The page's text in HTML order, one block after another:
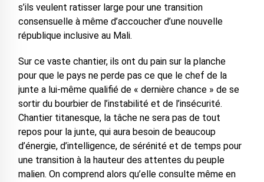
s’ils veulent ratisser large pour une transition
consensuelle à même d’accoucher d’une nouvelle
république inclusive au Mali.
Sur ce vaste chantier, ils ont du pain sur la planche
pour que le pays ne perde pas ce que le chef de la
junte a lui-même qualifié de « dernière chance » de se
sortir du bourbier de l’instabilité et de l’insécurité.
Chantier titanesque, la tâche ne sera pas de tout
repos pour la junte, qui aura besoin de beaucoup
d’énergie, d’intelligence, de sérénité et de temps pour
une transition à la hauteur des attentes du peuple
malien. On comprend alors qu’elle consulte même en